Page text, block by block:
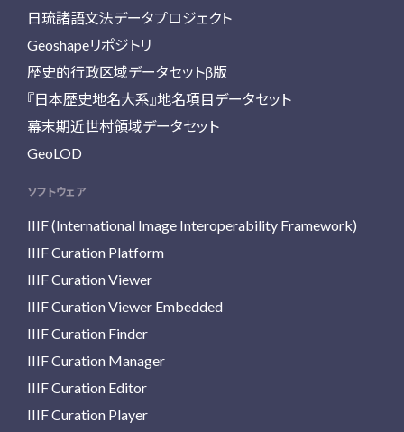
日琉諸語文法データプロジェクト
Geoshapeリポジトリ
歴史的行政区域データセットβ版
『日本歴史地名大系』地名項目データセット
幕末期近世村領域データセット
GeoLOD
ソフトウェア
IIIF (International Image Interoperability Framework)
IIIF Curation Platform
IIIF Curation Viewer
IIIF Curation Viewer Embedded
IIIF Curation Finder
IIIF Curation Manager
IIIF Curation Editor
IIIF Curation Player